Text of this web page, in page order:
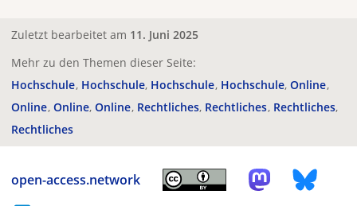
Zuletzt bearbeitet am 11. Juni 2025
Mehr zu den Themen dieser Seite:
Hochschule Hochschule Hochschule Hochschule Online
Online Online Online Rechtliches Rechtliches Rechtliches
Rechtliches
open-access.network